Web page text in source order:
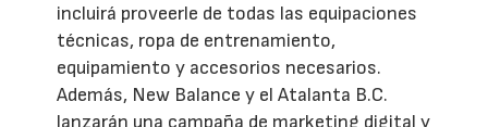
incluirá proveerle de todas las equipaciones
técnicas, ropa de entrenamiento,
equipamiento y accesorios necesarios.
Además, New Balance y el Atalanta B.C.
lanzarán una campaña de marketing digital y